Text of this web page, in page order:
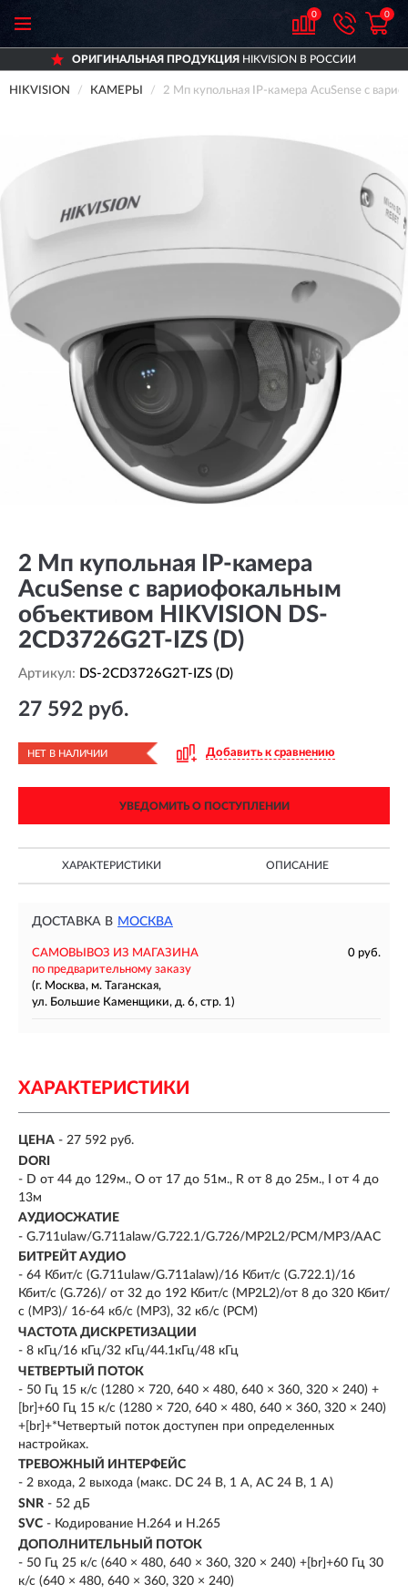
0 0
ОРИГИНАЛЬНАЯ ПРОДУКЦИЯHIKVISION В РОССИИ
HIKVISION КАМЕРЫ 2 Мп купольная IP-камера AcuSense с
2 Мп купольная IP-камера
AcuSense с вариофокальным
объективом HIKVISION DS-
2CD3726G2T-IZS (D)
Артикул: DS-2CD3726G2T-IZS (D)
27 592 руб.
НЕТ В НАЛИЧИИ Добавить к сравнению
УВЕДОМИТЬ О ПОСТУПЛЕНИИ
ХАРАКТЕРИСТИКИ ОПИСАНИЕ
ДОСТАВКА В МОСКВА
САМОВЫВОЗ ИЗ МАГАЗИНА
0 руб.
по предварительному заказу
(г. Москва, м. Таганская,
ул. Большие Каменщики, д. 6, стр. 1)
ХАРАКТЕРИСТИКИ
ЦЕНА - 27 592 руб.
DORI
- D от 44 до 129м., O от 17 до 51м., R от 8 до 25м., I от 4 до
13м
АУДИОСЖАТИЕ
- G.711ulaw/G.711alaw/G.722.1/G.726/MP2L2/PCM/MP3/AAC
БИТРЕЙТ АУДИО
- 64 Кбит/с (G.711ulaw/G.711alaw)/16 Кбит/с (G.722.1)/16
Кбит/с (G.726)/ от 32 до 192 Кбит/с (MP2L2)/от 8 до 320 Кбит/
с (MP3)/ 16-64 кб/с (MP3), 32 кб/с (PCM)
ЧАСТОТА ДИСКРЕТИЗАЦИИ
- 8 кГц/16 кГц/32 кГц/44.1кГц/48 кГц
ЧЕТВЕРТЫЙ ПОТОК
- 50 Гц 15 к/с (1280 × 720, 640 × 480, 640 × 360, 320 × 240) +
[br]+60 Гц 15 к/с (1280 × 720, 640 × 480, 640 × 360, 320 × 240)
+[br]+*Четвертый поток доступен при определенных
настройках.
ТРЕВОЖНЫЙ ИНТЕРФЕЙС
- 2 входа, 2 выхода (макс. DC 24 В, 1 A, AC 24 В, 1 A)
SNR - 52 дБ
SVC - Кодирование H.264 и H.265
ДОПОЛНИТЕЛЬНЫЙ ПОТОК
- 50 Гц 25 к/с (640 × 480, 640 × 360, 320 × 240) +[br]+60 Гц 30
к/с (640 × 480, 640 × 360, 320 × 240)